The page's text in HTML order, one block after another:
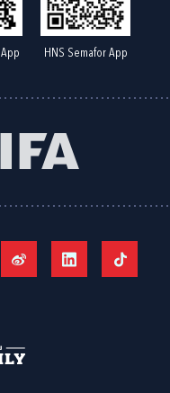
HNS Semafor App